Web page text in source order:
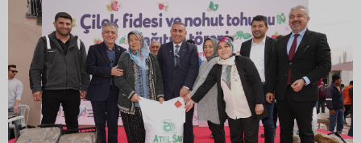
Mustafa Özkan: "Yüreğir Belediye Başkan
Vekilliği seçimine ilişkin hukuki süreç başlatıldı"